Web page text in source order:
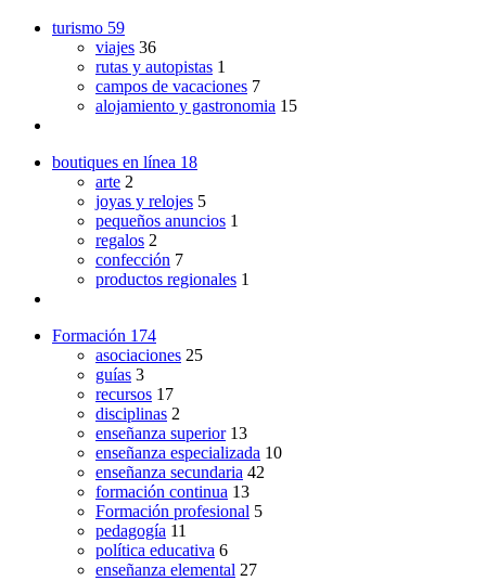
turismo 59
viajes 36
rutas y autopistas 1
campos de vacaciones 7
alojamiento y gastronomia 15
boutiques en línea 18
arte 2
joyas y relojes 5
pequeños anuncios 1
regalos 2
confección 7
productos regionales 1
Formación 174
asociaciones 25
guías 3
recursos 17
disciplinas 2
enseñanza superior 13
enseñanza especializada 10
enseñanza secundaria 42
formación continua 13
Formación profesional 5
pedagogía 11
política educativa 6
enseñanza elemental 27